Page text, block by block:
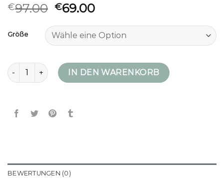
€97.00 €69.00
Größe
schöffel daunenjacke damen Menge
IN DEN WARENKORB
BEWERTUNGEN (0)